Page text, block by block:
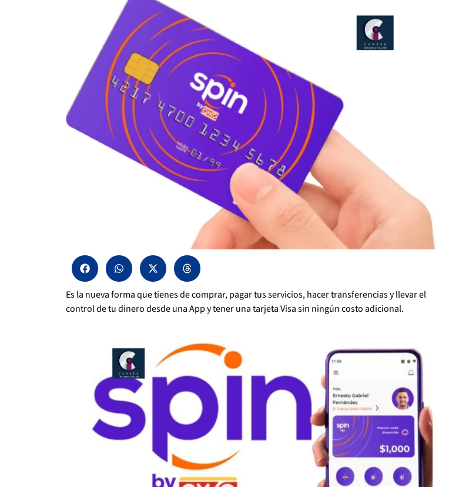
Es la nueva forma que tienes de comprar, pagar tus servicios, hacer transferencias y llevar el
control de tu dinero desde una App y tener una tarjeta Visa sin ningún costo adicional.